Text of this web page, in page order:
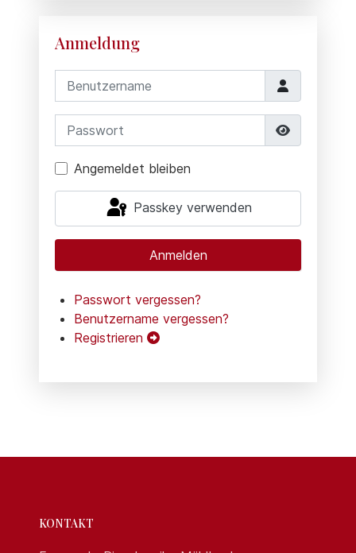
Anmeldung
Benutzername
Passwort
Angemeldet bleiben
Passkey verwenden
Anmelden
Passwort vergessen?
Benutzername vergessen?
Registrieren
KONTAKT